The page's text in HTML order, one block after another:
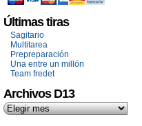
Últimas tiras
Sagitario
Multitarea
Prepreparación
Una entre un millón
Team fredet
Archivos D13